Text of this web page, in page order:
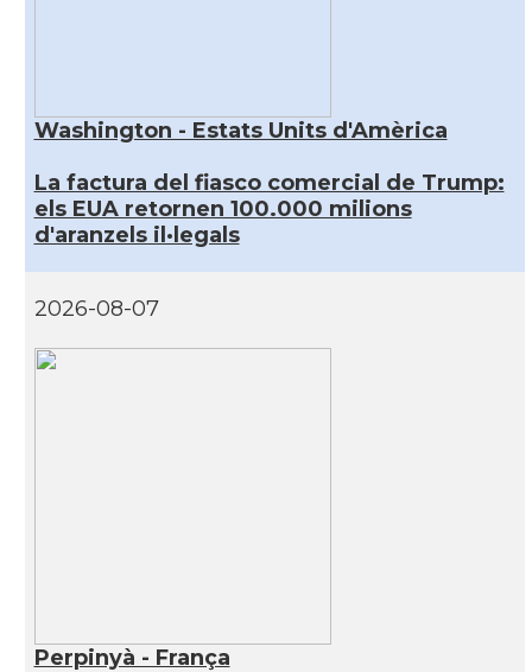
Washington - Estats Units d'Amèrica
La factura del fiasco comercial de Trump:
els EUA retornen 100.000 milions
d'aranzels il·legals
2026-08-07
Perpinyà - França